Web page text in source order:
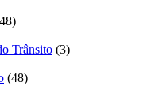
Trânsito (3)
(48)